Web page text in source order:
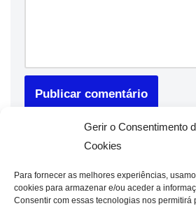
Gerir o Consentimento
Cookies
Para fornecer as melhores experiências,
cookies para armazenar e/ou aceder a
Consentir com essas tecnologias nos permitirá